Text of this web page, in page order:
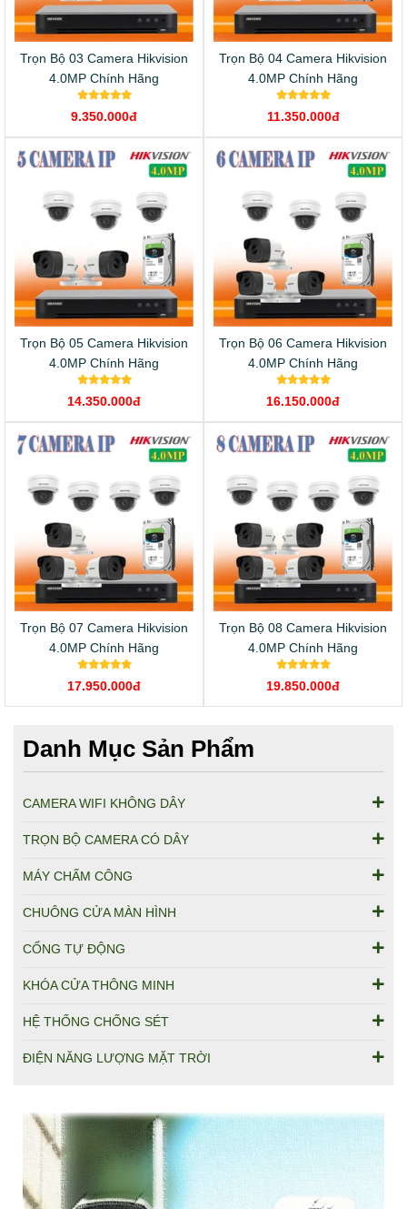
Trọn Bộ 03 Camera Hikvision
4.0MP Chính Hãng
9.350.000đ
Trọn Bộ 04 Camera Hikvision
4.0MP Chính Hãng
11.350.000đ
Trọn Bộ 05 Camera Hikvision
4.0MP Chính Hãng
14.350.000đ
Trọn Bộ 06 Camera Hikvision
4.0MP Chính Hãng
16.150.000đ
Trọn Bộ 07 Camera Hikvision
4.0MP Chính Hãng
17.950.000đ
Trọn Bộ 08 Camera Hikvision
4.0MP Chính Hãng
19.850.000đ
Danh Mục Sản Phẩm
CAMERA WIFI KHÔNG DÂY
TRỌN BỘ CAMERA CÓ DÂY
MÁY CHẤM CÔNG
CHUÔNG CỬA MÀN HÌNH
CỔNG TỰ ĐỘNG
KHÓA CỬA THÔNG MINH
HỆ THỐNG CHỐNG SÉT
ĐIỆN NĂNG LƯỢNG MẶT TRỜI